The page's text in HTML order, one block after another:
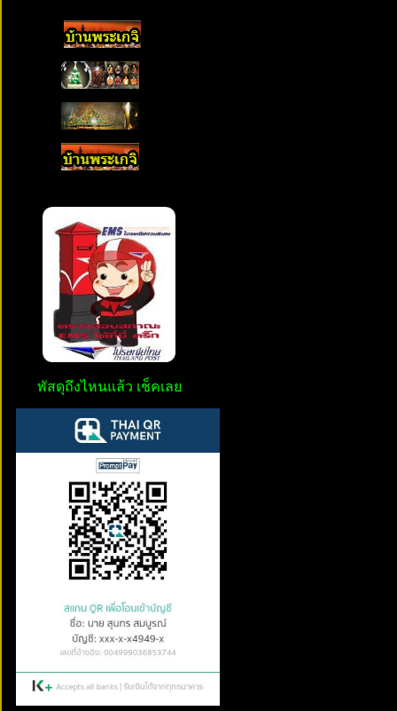
พัสดุถึงไหนแล้ว เช็คเลย